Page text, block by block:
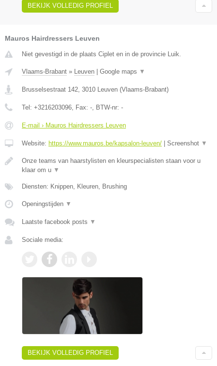
BEKIJK VOLLEDIG PROFIEL
Mauros Hairdressers Leuven
Niet gevestigd in de plaats Ciplet en in de provincie Luik.
Vlaams-Brabant » Leuven Google maps ▼
Brusselsestraat 142 3010 Leuven (Vlaams-Brabant)
Tel: +3216203096 , Fax: - , BTW-nr: -
E-mail › Mauros Hairdressers Leuven
Website: https://www.mauros.be/kapsalon-leuven/ Screenshot ▼
Onze teams van haarstylisten en kleurspecialisten staan voor u
klaar om u ▼
Diensten: Knippen, Kleuren, Brushing
Openingstijden ▼
Laatste facebook posts ▼
Sociale media:
BEKIJK VOLLEDIG PROFIEL